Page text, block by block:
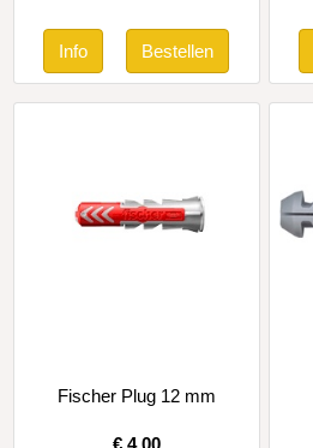
Fischer Plug 12 mm
€ 4.00